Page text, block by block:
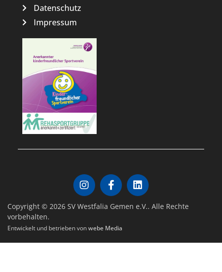
Datenschutz
Impressum
Copyright © 2026 SV Westfalia Gemen e.V.. Alle Rechte
vorbehalten.
Entwickelt und betrieben vonwebe Media